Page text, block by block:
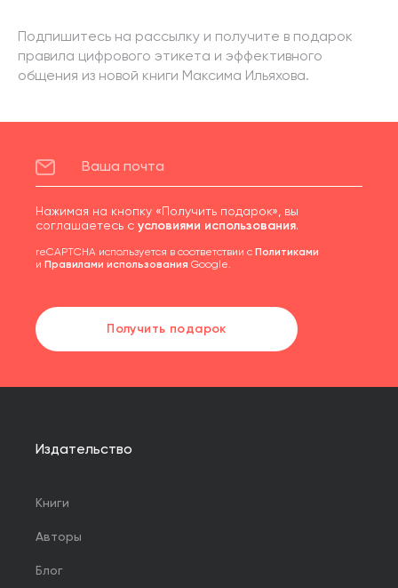
Подпишитесь на рассылку и получите в подарок
правила цифрового этикета и эффективного
общения из новой книги Максима Ильяхова.
Нажимая на кнопку «Получить подарок», вы
соглашаетесь с условиями использования.
reCAPTCHA используется в соответствии с Политиками
и Правилами использования Google.
Получить подарок
Издательство
Книги
Авторы
Блог